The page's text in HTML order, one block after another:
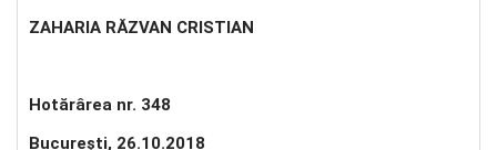
ZAHARIA RĂZVAN CRISTIAN
Hotărârea nr. 348
Bucureşti, 26.10.2018